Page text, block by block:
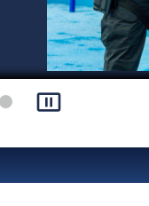
pause_presentation